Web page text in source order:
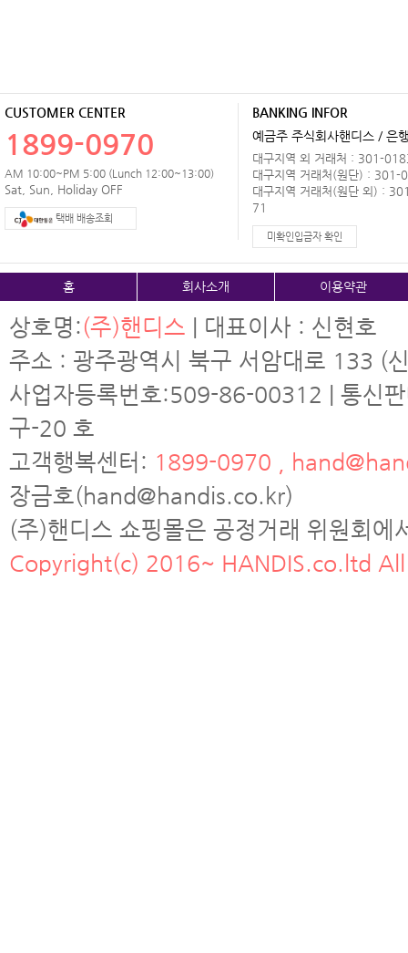
CUSTOMER CENTER
1899-0970
AM 10:00~PM 5:00 (Lunch 12:00~13:00)
Sat, Sun, Holiday OFF
택배 배송조회
BANKING INFOR
예금주 주식회사핸디스 / 은
대구지역 외 거래처 : 301-
대구지역 거래처(원단) :
대구지역 거래처(원단 외) :
71
미확인입금자 확인
홈 회사소개 이용약관
상호명:(주)핸디스 | 대표이사 : 신현호
주소 : 광주광역시 북구 서암대로 133 (
사업자등록번호:509-86-00312 | 통신
구-20 호
고객행복센터: 1899-0970 ,
장금호(hand@handis.co.kr)
(주)핸디스 쇼핑몰은 공정거래 위원회
Copyright(c) 2016~ HANDIS.co.ltd